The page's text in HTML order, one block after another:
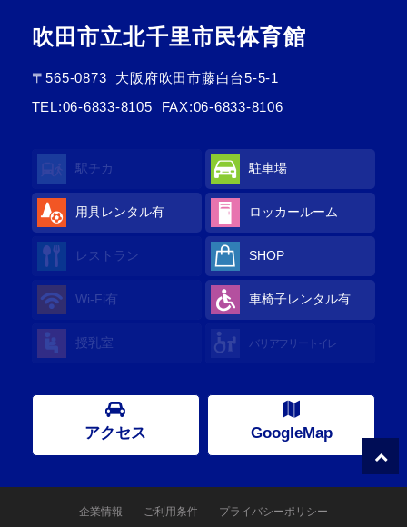
吹田市立北千里市民体育館
〒565-0873
大阪府吹田市藤白台5-5-1
TEL:06-6833-8105 FAX:06-6833-8106
駅チカ 駐車場
用具レンタル有 ロッカールーム
レストラン SHOP
Wi-Fi有 車椅子レンタル有
授乳室 バリアフリートイレ
アクセス GoogleMap
企業情報 ご利用条件 プライバシーポリシー